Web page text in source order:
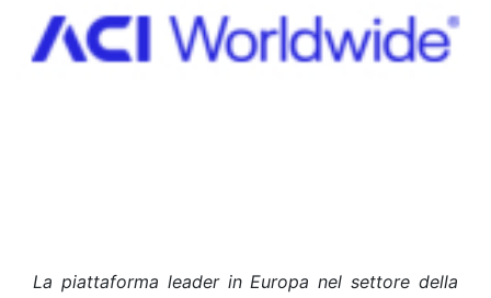
La piattaforma leader in Europa nel settore della